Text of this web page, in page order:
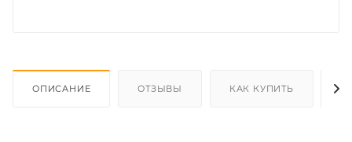
ОПИСАНИЕ ОТЗЫВЫ КАК КУПИТЬ